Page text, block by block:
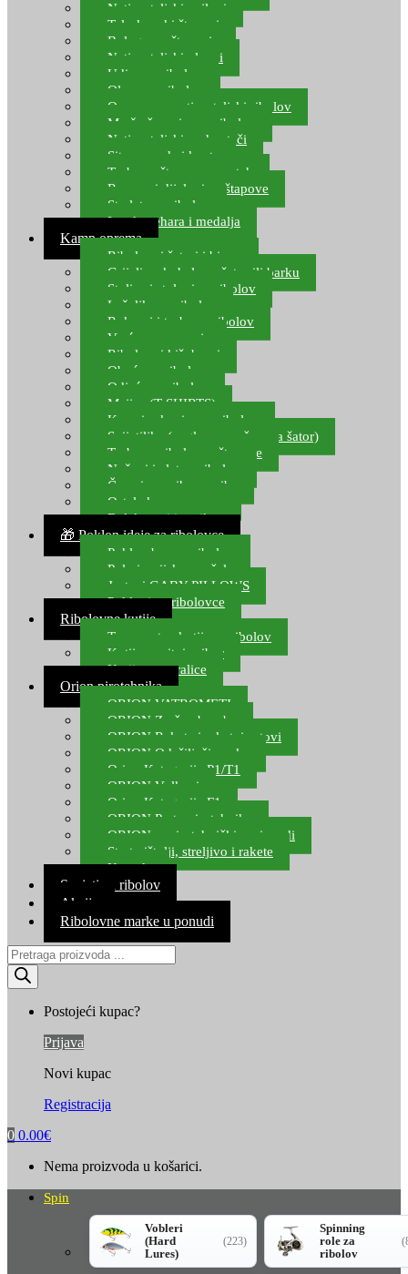
Natjecateljski najloni
Teleskopski štapovi
Bolognese štapovi
Natjecateljski plovci
Udice za ribolov
Olovo za ribolov
Oprema za natjecateljski ribolov
Mreže čuvarice za ribolov
Natjecateljski podmetači
Sito, posude i kante
Torbe za štapove – match
Rezervni dijelovi za štapove
Starlete za ribolov
Izrada pehara i medalja
Kamp oprema
Ribolovni šatori i bivvy
Grijalice, kuhala za šator ili barku
Stolice i stolovi za ribolov
Ležaljke za ribolov
Ruksaci i torbe za ribolov
Vreće za spavanje
Ribolovni kišobrani
Obuća za ribolov
Odjeća za ribolov
Majice (T-SHIRTS)
Kape i rukavice za ribolov
Svijetiljke (naglavne, ručne, za šator)
Torbe za ribolovne štapove
Noževi i alat za ribolov
Čamci za prihranu ribe
Ostala kamp oprema
Dalekozori i optika
🎁 Poklon ideje za ribolovce
Poklon bon za ribolov
Polarizacijske naočale
Jastuci GABY PILLOWS
Pokloni za ribolovce
Ribolovne kutije
Transportne kutije za ribolov
Kutije za sitni pribor
Kutije za varalice
Orion pirotehnika
ORION VATROMETI
ORION Zračne bombe
ORION Rakete i raketni setovi
ORION Odašiljači zvuka
Orion Kategorija P1/T1
ORION Vulkani
Orion Kategorija F1
ORION Party pirotehnika
ORION nepirotehnički proizvodi
Start pištolji, streljivo i rakete
Kontakt
Savjeti za ribolov
Akcija
Ribolovne marke u ponudi
Products
search
Postojeći kupac?
Prijava
Novi kupac
Registracija
0 0.00€
Nema proizvoda u košarici.
Spin
Vobleri
(Hard
Lures)
(223)
Spinning
role za
ribolov